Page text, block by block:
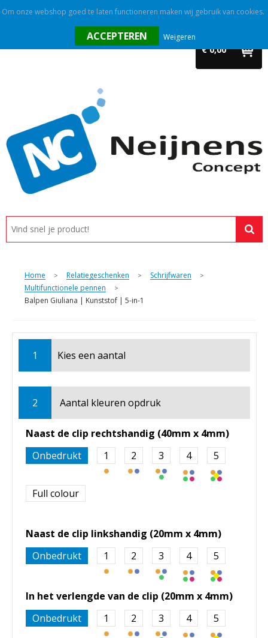
€ 0,00
Promotietextiel
Tassen
Alle categorieën
Custom made
Home > Relatiegeschenken > Schrijfwaren >
Multifunctionele pennen >
Balpen Giuliana | Kunststof | 5-in-1
1 Kies een aantal
2 Aantal kleuren opdruk
Naast de clip rechtshandig (40mm x 4mm)
Onbedrukt
1 2 3 4 5
Full colour
Naast de clip linkshandig (20mm x 4mm)
Onbedrukt
1 2 3 4 5
In het verlengde van de clip (20mm x 4mm)
Onbedrukt
1 2 3 4 5
Om onze webshop goed te laten functioneren maken wij gebruik van cookies.
Weigeren